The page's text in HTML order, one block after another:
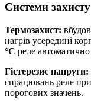
Системи захисту
Термозахист:
нагрів усередині
°C реле
Гістерезис напруги:
спрацювань реле
порогових значень.